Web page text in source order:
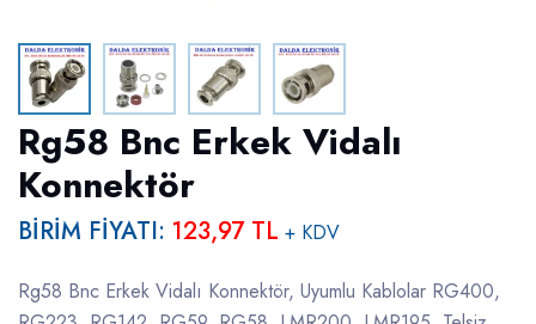
Rg58 Bnc Erkek Vidalı
Konnektör
BİRİM FİYATI: 123,97 TL + KDV
Rg58 Bnc Erkek Vidalı Konnektör, Uyumlu Kablolar RG400,